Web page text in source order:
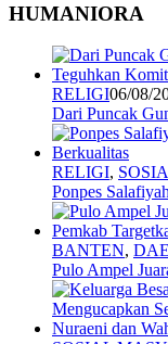
HUMANIORA
RELIGI06/08/
Dari Puncak
RELIGI,
Ponpes
BANTEN,
Pulo Ampel